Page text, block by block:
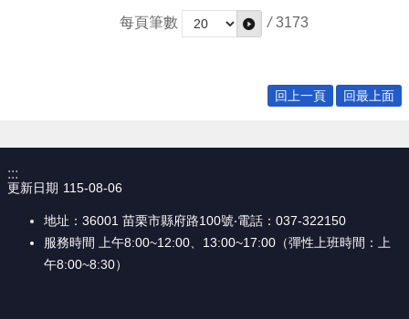
料
開
每頁筆數 / 3173
回上一頁 回最上面
:::
更新日期 115-08-06
地址：36001 苗栗市縣府路100號‧電話：037-322150
服務時間 上午8:00~12:00、13:00~17:00（彈性上班時間：上
午8:00~8:30）